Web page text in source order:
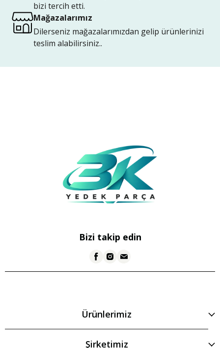
bizi tercih etti.
Mağazalarımız
Dilerseniz mağazalarımızdan gelip ürünlerinizi
teslim alabilirsiniz..
Bizi takip edin
Ürünlerimiz
Şirketimiz